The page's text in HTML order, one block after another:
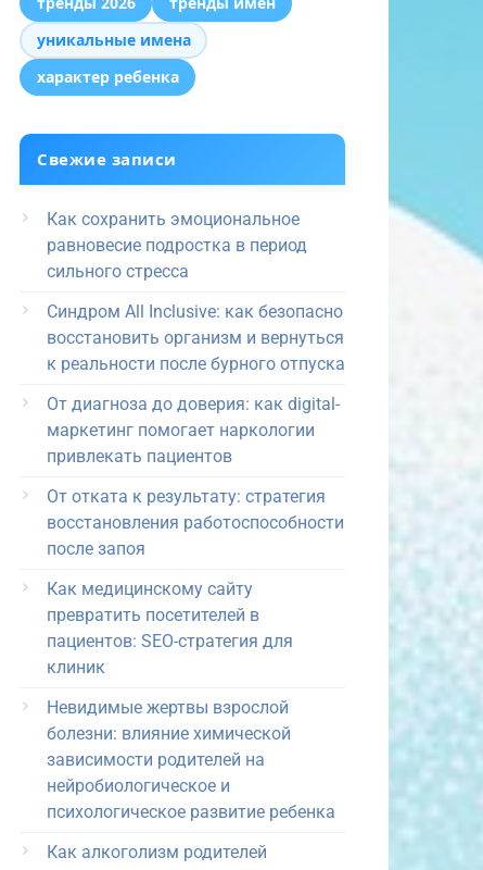
уникальные имена
характер ребенка
Свежие записи
Как сохранить эмоциональное
равновесие подростка в период
сильного стресса
Синдром All Inclusive: как безопасно
восстановить организм и вернуться
к реальности после бурного отпуска
От диагноза до доверия: как digital-
маркетинг помогает наркологии
привлекать пациентов
От отката к результату: стратегия
восстановления работоспособности
после запоя
Как медицинскому сайту
превратить посетителей в
пациентов: SEO-стратегия для
клиник
Невидимые жертвы взрослой
болезни: влияние химической
зависимости родителей на
нейробиологическое и
психологическое развитие ребенка
Как алкоголизм родителей